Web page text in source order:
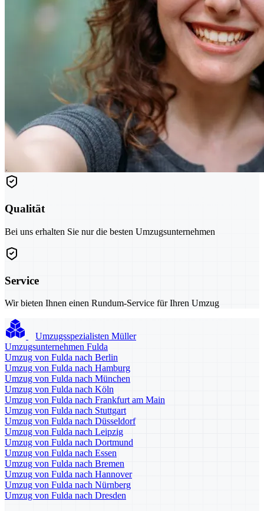
Qualität
Bei uns erhalten Sie nur die besten Umzugsunternehmen
Service
Wir bieten Ihnen einen Rundum-Service für Ihren Umzug
Umzugsspezialisten Müller
Umzugsunternehmen Fulda
Umzug von Fulda nach Berlin
Umzug von Fulda nach Hamburg
Umzug von Fulda nach München
Umzug von Fulda nach Köln
Umzug von Fulda nach Frankfurt am Main
Umzug von Fulda nach Stuttgart
Umzug von Fulda nach Düsseldorf
Umzug von Fulda nach Leipzig
Umzug von Fulda nach Dortmund
Umzug von Fulda nach Essen
Umzug von Fulda nach Bremen
Umzug von Fulda nach Hannover
Umzug von Fulda nach Nürnberg
Umzug von Fulda nach Dresden